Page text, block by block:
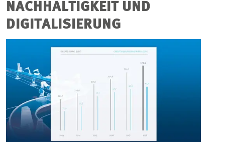
UNTERNEHMEN
IM FOKUS
KARRIERE
PROJEKTE
NACHHALTIGKEIT UND
DIGITALISIERUNG